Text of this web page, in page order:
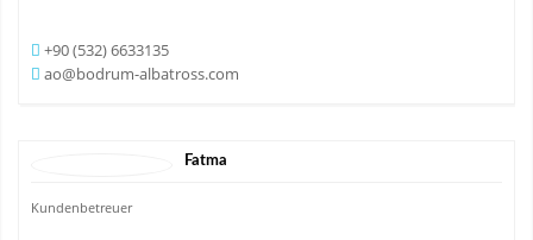
+90 (532) 6633135
ao@bodrum-albatross.com
Fatma
Kundenbetreuer